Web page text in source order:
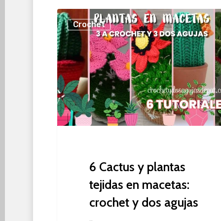
6
Cactus
y
plantas
tejidas
en
macetas:
crochet
y
Crochet
6 Cactus y plantas
tejidas en macetas:
crochet y dos agujas